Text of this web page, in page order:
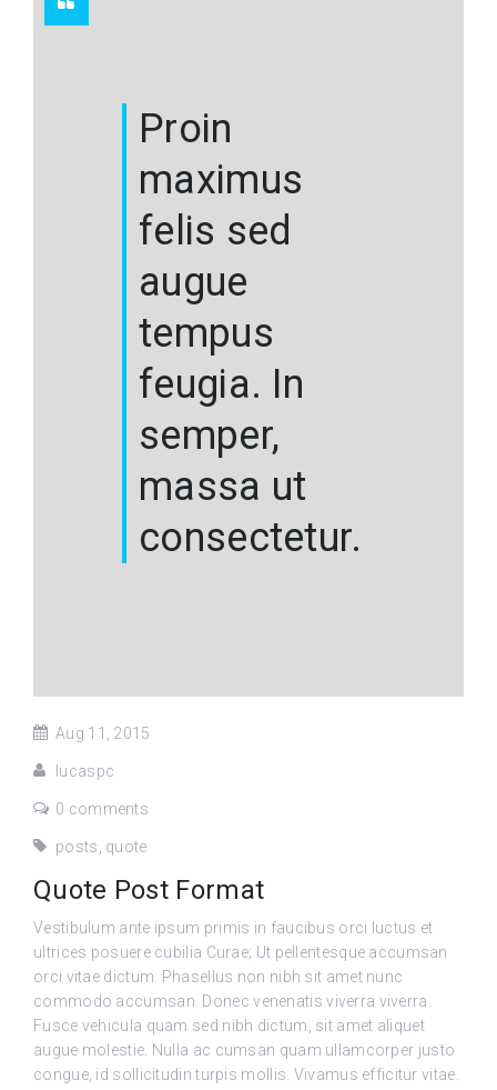
Proin
maximus
felis sed
augue
tempus
feugia. In
semper,
massa ut
consectetur.
Aug 11, 2015
lucaspc
0 comments
posts quote
Quote Post Format
Vestibulum ante ipsum primis in faucibus orci luctus et
ultrices posuere cubilia Curae; Ut pellentesque accumsan
orci vitae dictum. Phasellus non nibh sit amet nunc
commodo accumsan. Donec venenatis viverra viverra.
Fusce vehicula quam sed nibh dictum, sit amet aliquet
augue molestie. Nulla ac cumsan quam ullamcorper justo
congue, id sollicitudin turpis mollis. Vivamus efficitur vitae.